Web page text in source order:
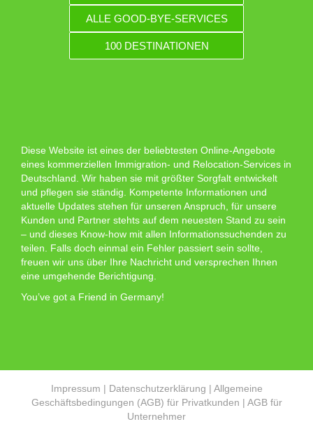
ALLE GOOD-BYE-SERVICES
100 DESTINATIONEN
Diese Website ist eines der beliebtesten Online-Angebote
eines kommerziellen Immigration- und Relocation-Services in
Deutschland. Wir haben sie mit größter Sorgfalt entwickelt
und pflegen sie ständig. Kompetente Informationen und
aktuelle Updates stehen für unseren Anspruch, für unsere
Kunden und Partner stehts auf dem neuesten Stand zu sein
– und dieses Know-how mit allen Informationssuchenden zu
teilen. Falls doch einmal ein Fehler passiert sein sollte,
freuen wir uns über Ihre Nachricht und versprechen Ihnen
eine umgehende Berichtigung.
You’ve got a Friend in Germany!
Impressum | Datenschutzerklärung | Allgemeine
Geschäftsbedingungen (AGB) für Privatkunden | AGB für
Unternehmer